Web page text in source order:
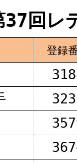
37回
登録